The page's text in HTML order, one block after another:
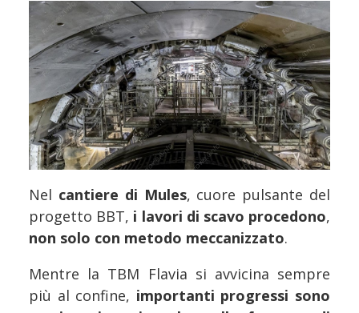
Nel cantiere di Mules, cuore pulsante del
progetto BBT, i lavori di scavo procedono,
non solo con metodo meccanizzato.
Mentre la TBM Flavia si avvicina sempre
più al confine, importanti progressi sono